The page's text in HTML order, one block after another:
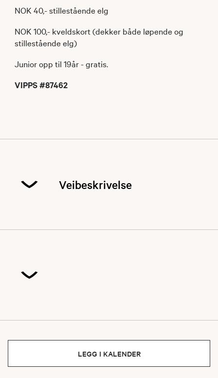
NOK 40,- stillestående elg
NOK 100,- kveldskort (dekker både løpende og
stillestående elg)
Junior opp til 19år - gratis.
VIPPS #87462
Veibeskrivelse
LEGG I KALENDER